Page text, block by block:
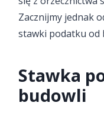
Zacznijmy jednak
stawki podatku od
Stawka
budowli